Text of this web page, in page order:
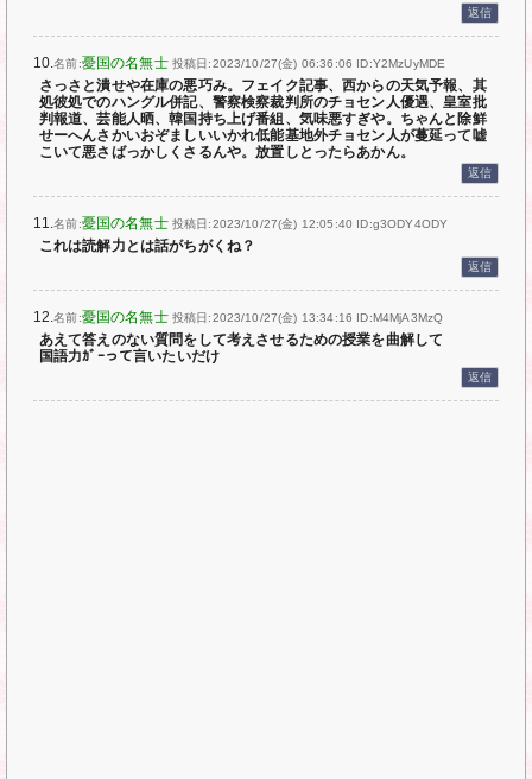
返信
10.名前:憂国の名無士 投稿日:2023/10/27(金) 06:36:06 ID:Y2MzUyMDE
さっさと潰せや在庫の悪巧み。フェイク記事、西からの天気予報、其
処彼処でのハングル併記、警察検察裁判所のチョセン人優遇、皇室批
判報道、芸能人晒、韓国持ち上げ番組、気味悪すぎや。ちゃんと除鮮
せーへんさかいおぞましいいかれ低能基地外チョセン人が蔓延って嘘
こいて悪さばっかしくさるんや。放置しとったらあかん。
返信
11.名前:憂国の名無士 投稿日:2023/10/27(金) 12:05:40 ID:g3ODY4ODY
これは読解力とは話がちがくね？
返信
12.名前:憂国の名無士 投稿日:2023/10/27(金) 13:34:16 ID:M4MjA3MzQ
あえて答えのない質問をして考えさせるための授業を曲解して
国語力ｶﾞｰって言いたいだけ
返信